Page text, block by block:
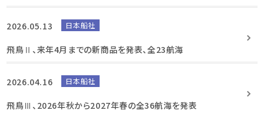
2026.05.13 日本船社
飛鳥Ⅱ、来年4月までの新商品を発表、全23航海
2026.04.16 日本船社
飛鳥Ⅲ、2026年秋から2027年春の全36航海を発表